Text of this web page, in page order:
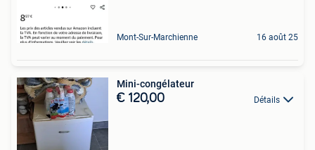
Mont-Sur-Marchienne 16 août 25
Mini-congélateur
€ 120,00 Détails